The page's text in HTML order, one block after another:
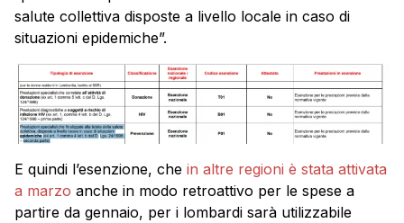
salute collettiva disposte a livello locale in caso di
situazioni epidemiche”.
E quindi l’esenzione, che in altre regioni è stata attivata
a marzo anche in modo retroattivo per le spese a
partire da gennaio, per i lombardi sarà utilizzabile